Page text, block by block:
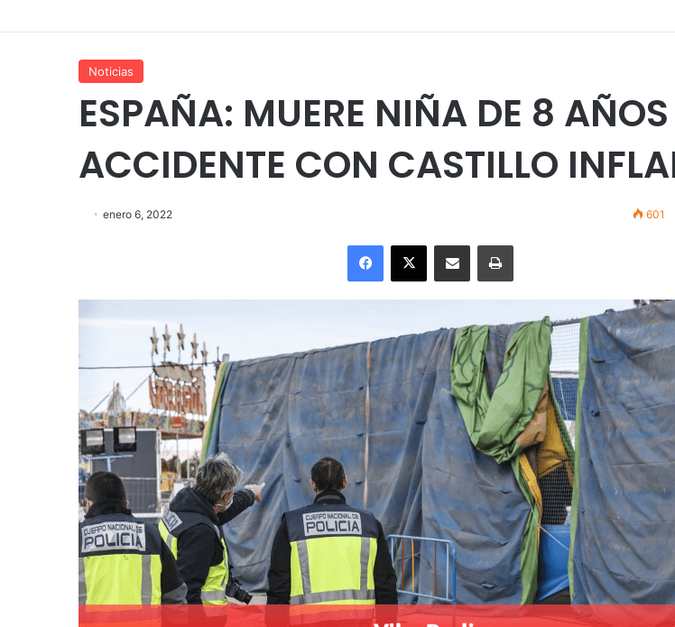
Noticias
ESPAÑA: MUERE NIÑA DE 8 AÑOS
ACCIDENTE CON CASTILLO
enero 6, 2022 601
Facebook
X Enviar vía email Imprimir